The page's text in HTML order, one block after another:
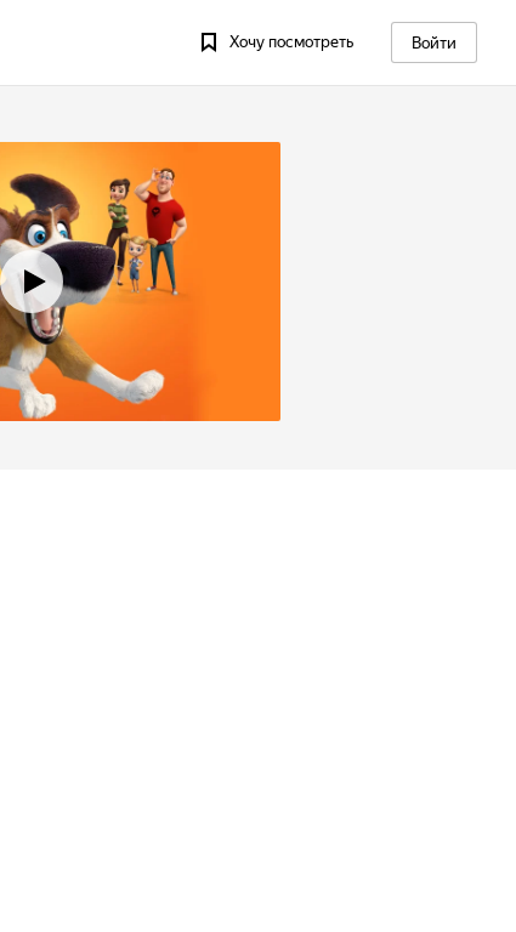
Хочу посмотреть Войти